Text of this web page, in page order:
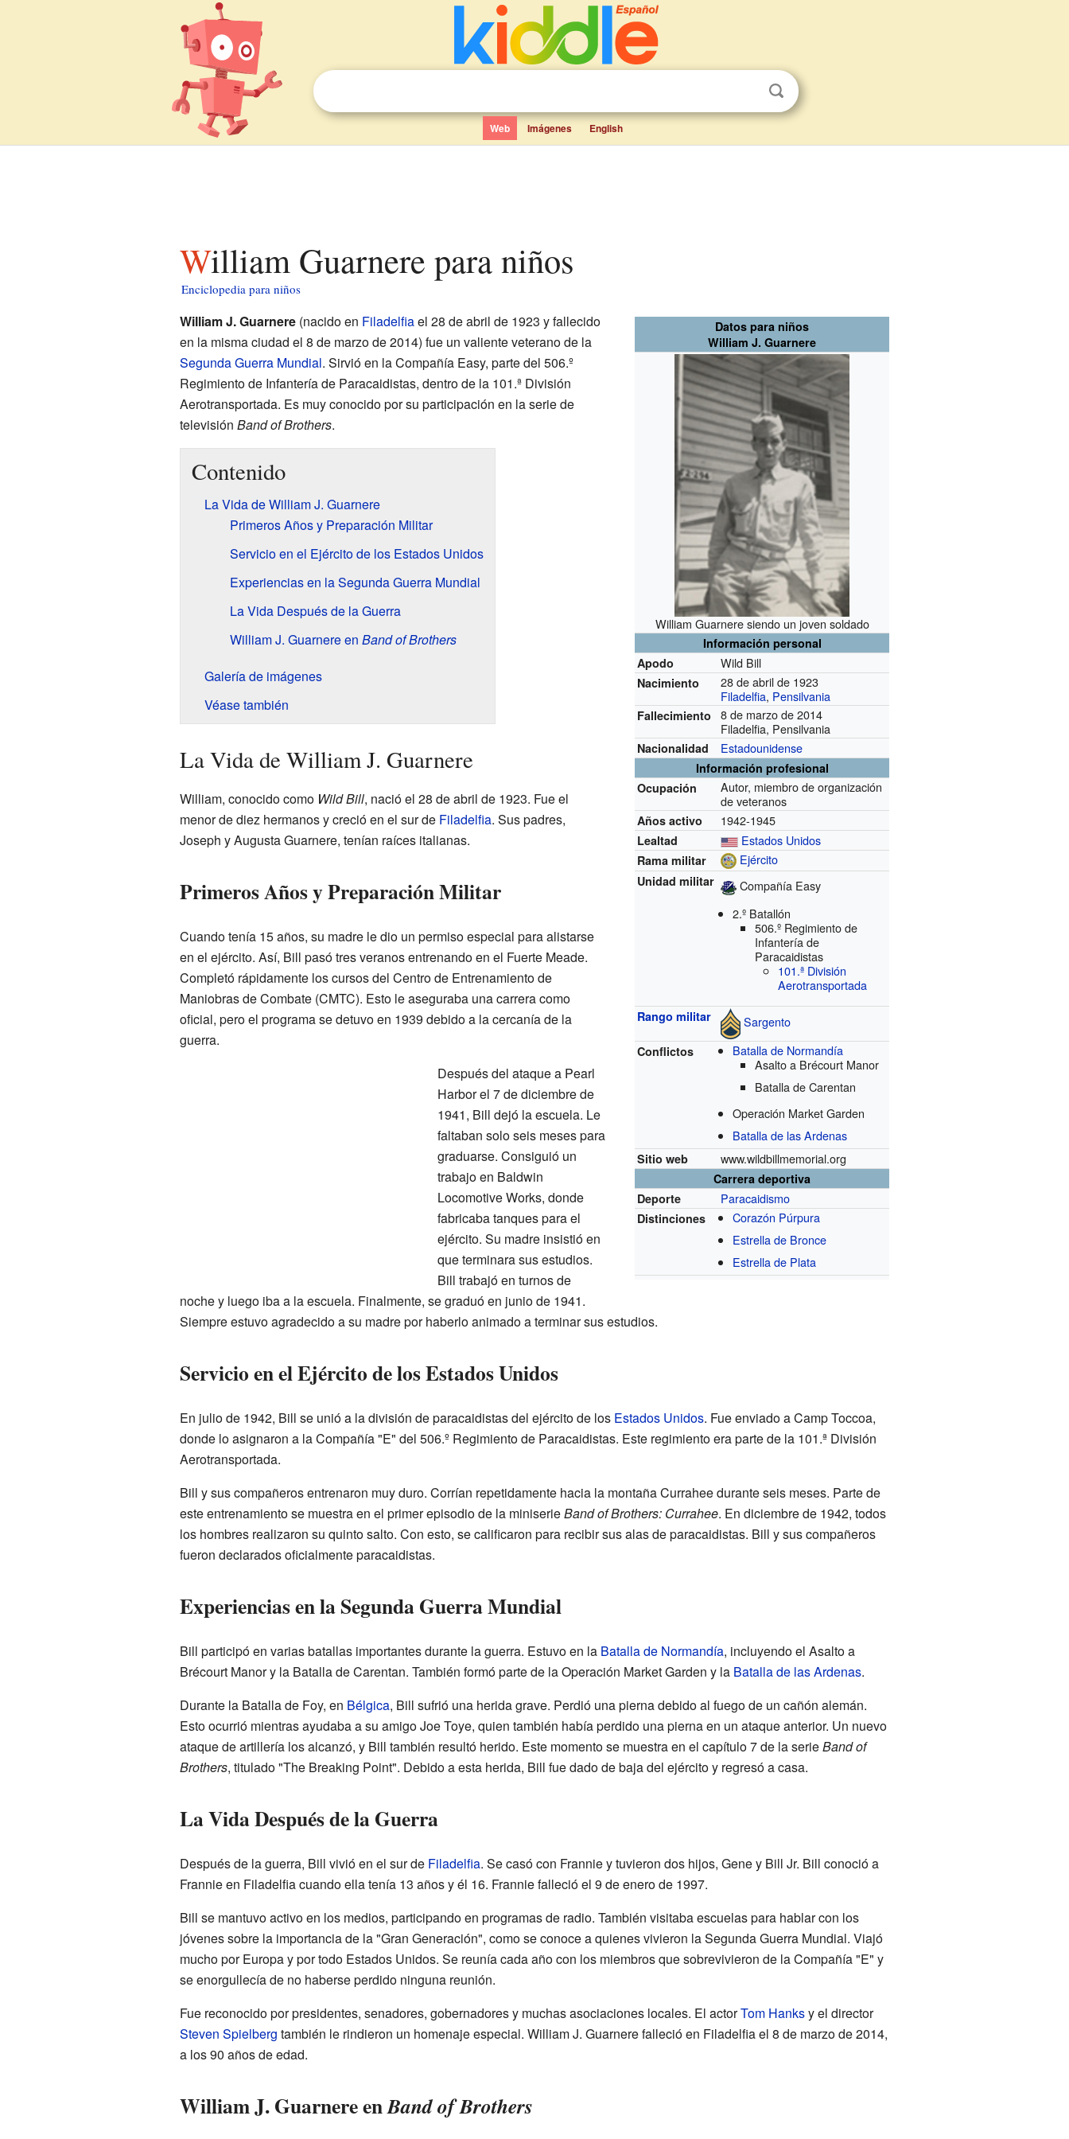
Web Imágenes English
William Guarnere para niños
Enciclopedia para niños
Datos para niños
William J. Guarnere
William Guarnere siendo un joven soldado
Información personal
Apodo
Wild Bill
Nacimiento
28 de abril de 1923
Filadelfia, Pensilvania
Fallecimiento
8 de marzo de 2014
Filadelfia, Pensilvania
Nacionalidad Estadounidense
Información profesional
Ocupación
Autor, miembro de organización
de veteranos
Años activo 1942-1945
Lealtad Estados Unidos
Rama militar Ejército
Unidad militar
Compañía Easy
2.º Batallón
506.º Regimiento de
Infantería de
Paracaidistas
101.ª División
Aerotransportada
Rango militar Sargento
Conflictos
Batalla de Normandía
Asalto a Brécourt Manor
Batalla de Carentan
Operación Market Garden
Batalla de las Ardenas
Sitio web www.wildbillmemorial.org
Carrera deportiva
Deporte
Paracaidismo
Distinciones
Corazón Púrpura
Estrella de Bronce
Estrella de Plata
William J. Guarnere(nacido en Filadelfiael 28 de abril de 1923 y fallecido
en la misma ciudad el 8 de marzo de 2014) fue un valiente veterano de la
Segunda Guerra Mundial. Sirvió en la Compañía Easy, parte del 506.º
Regimiento de Infantería de Paracaidistas, dentro de la 101.ª División
Aerotransportada. Es muy conocido por su participación en la serie de
televisión Band of Brothers.
Contenido
La Vida de William J. Guarnere
Primeros Años y Preparación Militar
Servicio en el Ejército de los Estados Unidos
Experiencias en la Segunda Guerra Mundial
La Vida Después de la Guerra
William J. Guarnere en Band of Brothers
Galería de imágenes
Véase también
La Vida de William J. Guarnere
William, conocido como Wild Bill, nació el 28 de abril de 1923. Fue el
menor de diez hermanos y creció en el sur de Filadelfia. Sus padres,
Joseph y Augusta Guarnere, tenían raíces italianas.
Primeros Años y Preparación Militar
Cuando tenía 15 años, su madre le dio un permiso especial para alistarse
en el ejército. Así, Bill pasó tres veranos entrenando en el Fuerte Meade.
Completó rápidamente los cursos del Centro de Entrenamiento de
Maniobras de Combate (CMTC). Esto le aseguraba una carrera como
oficial, pero el programa se detuvo en 1939 debido a la cercanía de la
guerra.
Después del ataque a Pearl
Harbor el 7 de diciembre de
1941, Bill dejó la escuela. Le
faltaban solo seis meses para
graduarse. Consiguió un
trabajo en Baldwin
Locomotive Works, donde
fabricaba tanques para el
ejército. Su madre insistió en
que terminara sus estudios.
Bill trabajó en turnos de
noche y luego iba a la escuela. Finalmente, se graduó en junio de 1941.
Siempre estuvo agradecido a su madre por haberlo animado a terminar sus estudios.
Servicio en el Ejército de los Estados Unidos
En julio de 1942, Bill se unió a la división de paracaidistas del ejército de los Estados Unidos. Fue enviado a Camp Toccoa,
donde lo asignaron a la Compañía "E" del 506.º Regimiento de Paracaidistas. Este regimiento era parte de la 101.ª División
Aerotransportada.
Bill y sus compañeros entrenaron muy duro. Corrían repetidamente hacia la montaña Currahee durante seis meses. Parte de
este entrenamiento se muestra en el primer episodio de la miniserieBand of Brothers: Currahee. En diciembre de 1942, todos
los hombres realizaron su quinto salto. Con esto, se calificaron para recibir sus alas de paracaidistas. Bill y sus compañeros
fueron declarados oficialmente paracaidistas.
Experiencias en la Segunda Guerra Mundial
Bill participó en varias batallas importantes durante la guerra. Estuvo en la Batalla de Normandía, incluyendo el Asalto a
Brécourt Manor y la Batalla de Carentan. También formó parte de la Operación Market Garden y la Batalla de las Ardenas.
Durante la Batalla de Foy, en Bélgica, Bill sufrió una herida grave. Perdió una pierna debido al fuego de un cañón alemán.
Esto ocurrió mientras ayudaba a su amigo Joe Toye, quien también había perdido una pierna en un ataque anterior. Un nuevo
ataque de artillería los alcanzó, y Bill también resultó herido. Este momento se muestra en el capítulo 7 de la serieBand of
Brothers, titulado "The Breaking Point". Debido a esta herida, Bill fue dado de baja del ejército y regresó a casa.
La Vida Después de la Guerra
Después de la guerra, Bill vivió en el sur de Filadelfia. Se casó con Frannie y tuvieron dos hijos, Gene y Bill Jr. Bill conoció a
Frannie en Filadelfia cuando ella tenía 13 años y él 16. Frannie falleció el 9 de enero de 1997.
Bill se mantuvo activo en los medios, participando en programas de radio. También visitaba escuelas para hablar con los
jóvenes sobre la importancia de la "Gran Generación", como se conoce a quienes vivieron la Segunda Guerra Mundial. Viajó
mucho por Europa y por todo Estados Unidos. Se reunía cada año con los miembros que sobrevivieron de la Compañía "E" y
se enorgullecía de no haberse perdido ninguna reunión.
Fue reconocido por presidentes, senadores, gobernadores y muchas asociaciones locales. El actorTom Hanksy el director
Steven Spielberg también le rindieron un homenaje especial. William J. Guarnere falleció en Filadelfia el 8 de marzo de 2014,
a los 90 años de edad.
William J. Guarnere enBand of Brothers